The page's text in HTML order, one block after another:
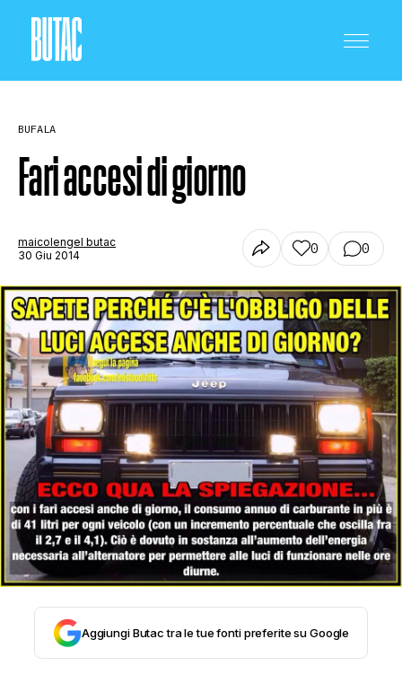
SCIENZA E TECNOLOGIA
SALUTE E MEDICINA
STORIA E CITAZIONI
INTRATTENIMENTO
COMPLOTTI, LEGGENDE URBANE ED
EVERGREEN
BUFALA
Fari accesi di giorno
maicolengel butac
30 Giu 2014
0 0
Aggiungi Butac tra le tue fonti preferite su Google